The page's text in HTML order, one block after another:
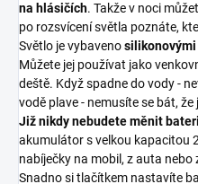
na hlásičích. Takže v noci
po rozsvícení světla poznáte,
Světlo je vybaveno
Můžete jej používat jako
deště. Když spadne do vody -
vodě plave - nemusíte se bát, že
Již nikdy nebudete měnit
akumulátor s velkou kapacitou
nabíječky na mobil, z auta nebo
Snadno si tlačítkem nastavíte